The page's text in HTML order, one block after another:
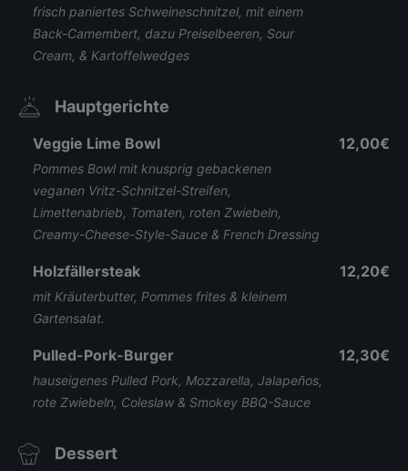
frisch paniertes Schweineschnitzel, mit einem
Back-Camembert, dazu Preiselbeeren, Sour
Cream, & Kartoffelwedges
Hauptgerichte
Veggie Lime Bowl
Pommes Bowl mit knusprig gebackenen
veganen Vritz-Schnitzel-Streifen,
Limettenabrieb, Tomaten, roten Zwiebeln,
Creamy-Cheese-Style-Sauce & French Dressing
12,00€
Holzfällersteak
mit Kräuterbutter, Pommes frites & kleinem
Gartensalat.
12,20€
Pulled-Pork-Burger
hauseigenes Pulled Pork, Mozzarella, Jalapeños,
rote Zwiebeln, Coleslaw & Smokey BBQ-Sauce
12,30€
Dessert